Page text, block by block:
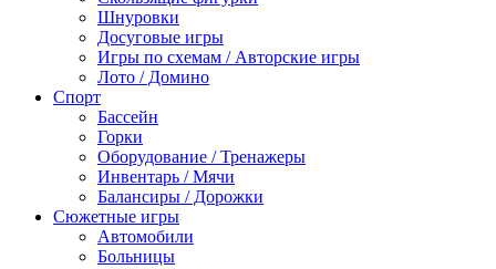
Шнуровки
Досуговые игры
Игры по схемам / Авторские игры
Лото / Домино
Спорт
Бассейн
Горки
Оборудование / Тренажеры
Инвентарь / Мячи
Балансиры / Дорожки
Сюжетные игры
Автомобили
Больницы